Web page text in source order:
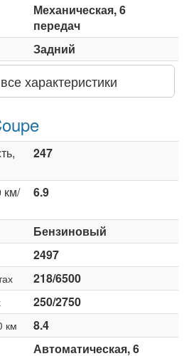
Механическая, 6
передач
Задний
характеристики
247
км/
6.9
Бензиновый
2497
218/6500
250/2750
км
8.4
Автоматическая, 6